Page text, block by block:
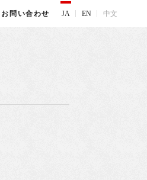
お問い合わせ JA EN 中文